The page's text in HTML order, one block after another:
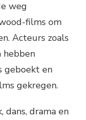
weg
films om
Acteurs zoals
hebben
geboekt en
gekregen.
dans, drama en